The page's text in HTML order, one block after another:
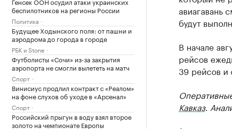
беспилотников на регионы России
Политика
Будущее Ходынского поля: от пашни и
аэродрома до города в городе
РБК и Stone
Футболисты «Сочи» из-за закрытия
аэропорта не смогли вылететь на матч
Спорт
Винисиус продлил контракт с «Реалом»
на фоне слухов об уходе в «Арсенал»
Спорт
Российский прыгун в воду взял второе
золото на чемпионате Европы
авиагавань
будут
В начале
рейсов
39 рейсов и
Кавказ.